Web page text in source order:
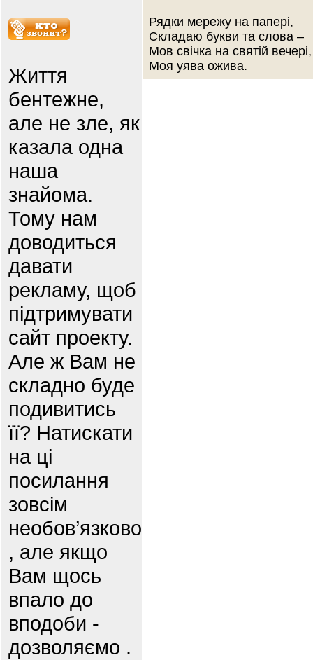
Життя
бентежне,
але не зле, як
казала одна
наша
знайома.
Тому нам
доводиться
давати
рекламу, щоб
підтримувати
сайт проекту.
Але ж Вам не
складно буде
подивитись
її? Натискати
на ці
посилання
зовсім
необов’язково
, але якщо
Вам щось
впало до
вподоби -
дозволяємо .
Рядки мережу на папері,
Складаю букви та слова –
Мов свічка на святій вечері,
Моя уява ожива.